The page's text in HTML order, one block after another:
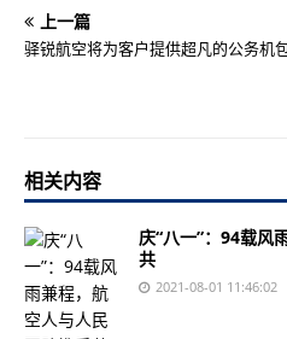
上一篇
驿锐航空将为客户提供超凡的公务机
相关内容
庆“八一”：94载风
共
2021-08-01 11:46:02